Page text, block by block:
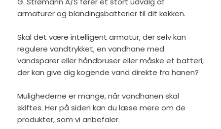
armaturer og blandingsbatterier til dit køkken.
Skal det være intelligent armatur, der selv kan
regulere vandtrykket, en vandhane med
vandsparer eller håndbruser eller måske et batteri,
der kan give dig kogende vand direkte fra hanen?
Mulighederne er mange, når vandhanen skal
skiftes. Her på siden kan du læse mere om de
produkter, som vi anbefaler.